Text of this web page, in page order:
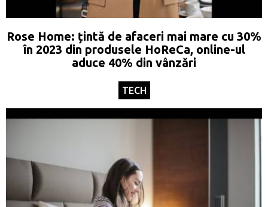
Rose Home: țintă de afaceri mai mare cu 30%
în 2023 din produsele HoReCa, online-ul
aduce 40% din vânzări
TECH